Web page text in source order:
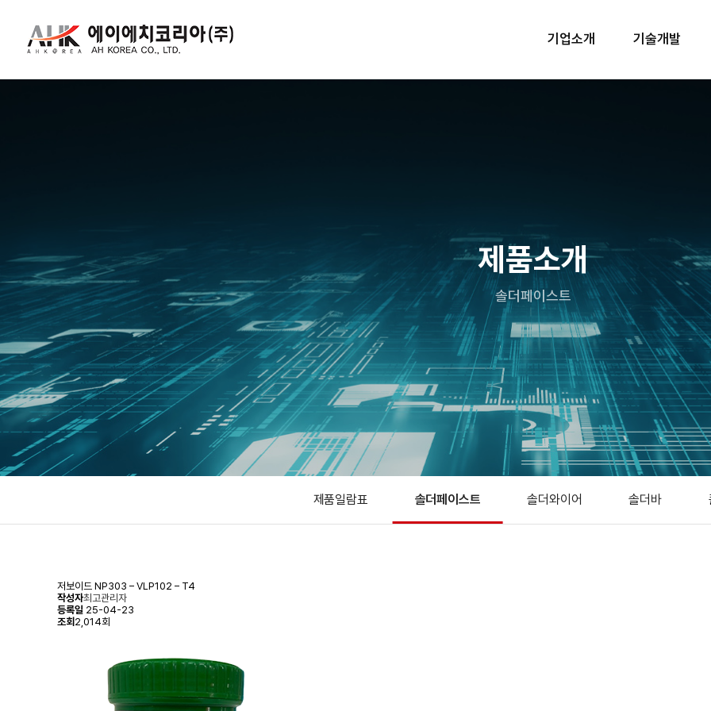
기업소개 기술개발
제품소개
솔더페이스트
제품일람표 솔더페이스트 솔더와이어 솔더바
저보이드 NP303 – VLP102 – T4
작성자최고관리자
등록일 25-04-23
조회 2,014회